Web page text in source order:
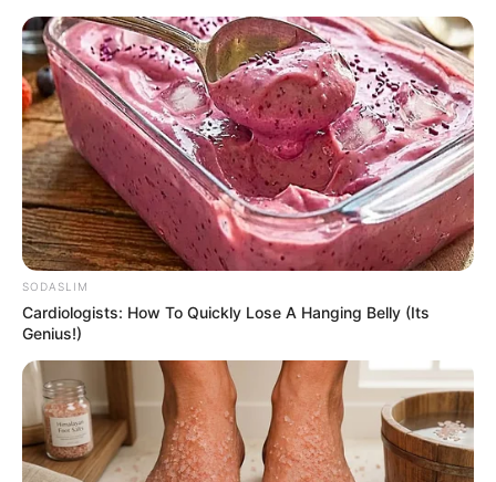
HOME
INSPIRASI
STYLE
FILM &
SERIES
NGAKAK
QUOTES
HYPE
MORE
SODASLIM
Cardiologists: How To Quickly Lose A Hanging Belly (Its
Genius!)